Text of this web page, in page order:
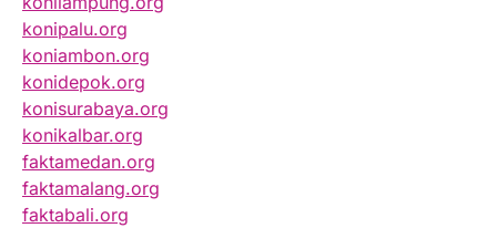
konipalu.org
koniambon.org
konidepok.org
konisurabaya.org
konikalbar.org
faktamedan.org
faktamalang.org
faktabali.org